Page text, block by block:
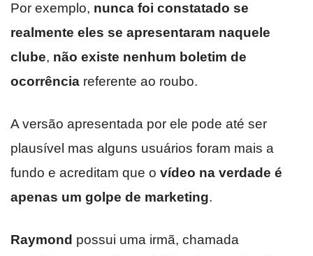
Por exemplo, nunca foi constatado se
realmente eles se apresentaram naquele
clube, não existe nenhum boletim de
ocorrência referente ao roubo.
A versão apresentada por ele pode até ser
plausível mas alguns usuários foram mais a
fundo e acreditam que o vídeo na verdade é
apenas um golpe de marketing.
Raymond possui uma irmã, chamada